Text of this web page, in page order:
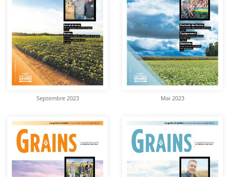
Septembre 2023 Mai 2023